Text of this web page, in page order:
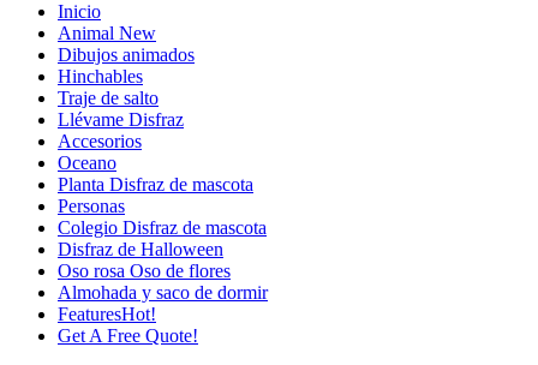
Inicio
Animal New
Dibujos animados
Hinchables
Traje de salto
Llévame Disfraz
Accesorios
Oceano
Planta Disfraz de mascota
Personas
Colegio Disfraz de mascota
Disfraz de Halloween
Oso rosa Oso de flores
Almohada y saco de dormir
FeaturesHot!
Get A Free Quote!